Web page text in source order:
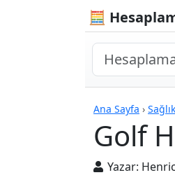
🧮
Ana Sayfa › Sağlık
Golf
Yazar:
Golf